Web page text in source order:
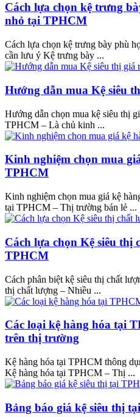
Cách lựa chọn kệ trưng
nhỏ tại TPHCM
Cách lựa chọn kệ trưng bày phù
cần lưu ý Kệ trưng bày ...
Hướng dẫn mua Kệ siêu
Hướng dẫn chọn mua kệ siêu thị
TPHCM – Là chủ kinh ...
Kinh nghiệm chọn mua
TPHCM
Kinh nghiệm chọn mua giá kệ
tại TPHCM – Thị trường bán lẻ ...
Cách lựa chọn Kệ siêu thị
TPHCM
Cách phân biệt kệ siêu thị chất
thị chất lượng – Nhiều ...
Các loại kệ hàng hóa tại
trên thị trường
Kệ hàng hóa tại TPHCM thông
Kệ hàng hóa tại TPHCM – Thị ...
Bảng báo giá kệ siêu thị